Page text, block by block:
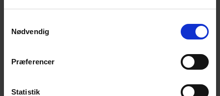
Nødvendig
Præferencer
Statistik
privat och professionellt bruk. Bullerplanken
utformade för att passa bra i en trädgård eller
Noistop
Noistop-staket är konstruerade med ett starkt
galler på utsidan som är idealiskt för att odla